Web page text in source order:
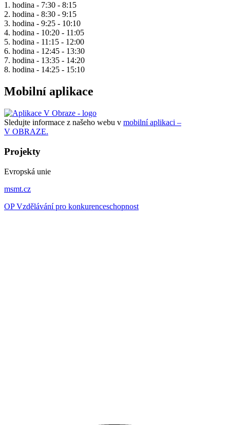
1. hodina - 7:30 - 8:15
2. hodina - 8:30 - 9:15
3. hodina - 9:25 - 10:10
4. hodina - 10:20 - 11:05
5. hodina - 11:15 - 12:00
6. hodina - 12:45 - 13:30
7. hodina - 13:35 - 14:20
8. hodina - 14:25 - 15:10
Mobilní aplikace
Sledujte informace z našeho webu v mobilní aplikaci –
V OBRAZE.
Projekty
Evropská unie
msmt.cz
OP Vzdělávání pro konkurenceschopnost